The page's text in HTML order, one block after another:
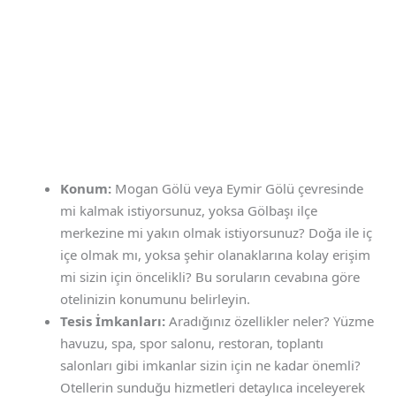
Konum: Mogan Gölü veya Eymir Gölü çevresinde
mi kalmak istiyorsunuz, yoksa Gölbaşı ilçe
merkezine mi yakın olmak istiyorsunuz? Doğa ile iç
içe olmak mı, yoksa şehir olanaklarına kolay erişim
mi sizin için öncelikli? Bu soruların cevabına göre
otelinizin konumunu belirleyin.
Tesis İmkanları: Aradığınız özellikler neler? Yüzme
havuzu, spa, spor salonu, restoran, toplantı
salonları gibi imkanlar sizin için ne kadar önemli?
Otellerin sunduğu hizmetleri detaylıca inceleyerek